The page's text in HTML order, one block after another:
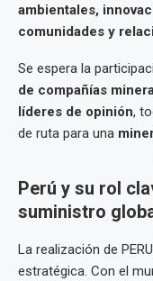
ambientales,
comunidades y
Se espera la
de compañías
líderes de opinión,
de ruta para una
Perú y su rol
suministro
La realización de
estratégica. Con el